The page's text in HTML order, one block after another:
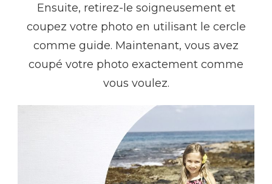
Ensuite, retirez-le soigneusement et
coupez votre photo en utilisant le cercle
comme guide. Maintenant, vous avez
coupé votre photo exactement comme
vous voulez.